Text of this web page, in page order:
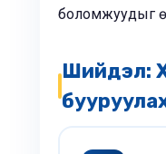
боломжуудыг
Шийдэл: